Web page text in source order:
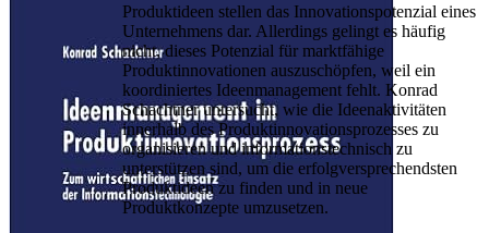
Produktideen stellen das Innovationspotenzial eines
Unternehmens dar. Allerdings gelingt es häufig
nicht, dieses Potenzial für marktfähige
Produktinnovationen auszuschöpfen, weil ein
koordiniertes Ideenmanagement fehlt. Konrad
Schachtner untersucht, wie die Ideenaktivitäten
innerhalb des Produktinnovationsprozesses zu
organisieren und informationstechnisch zu
unterstützen sind, um die erfolgversprechendsten
Produktideen zu finden und in neue
Produktkonzepte umzusetzen.